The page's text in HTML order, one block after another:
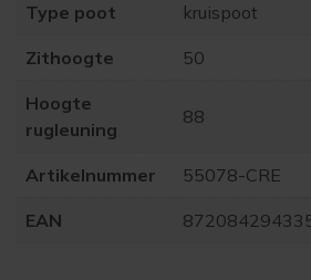
Type poot kruispoot
Zithoogte 50
Hoogte
rugleuning
88
Artikelnummer 55078-CRE
EAN